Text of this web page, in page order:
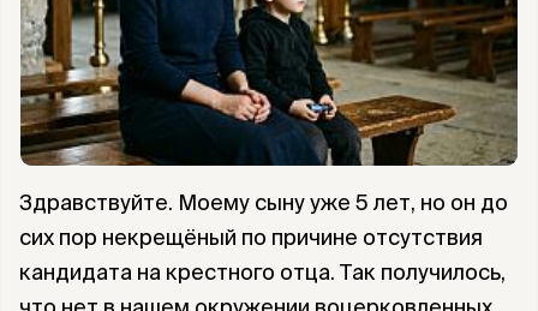
Здравствуйте. Моему сыну уже 5 лет, но он до
сих пор некрещёный по причине отсутствия
кандидата на крестного отца. Так получилось,